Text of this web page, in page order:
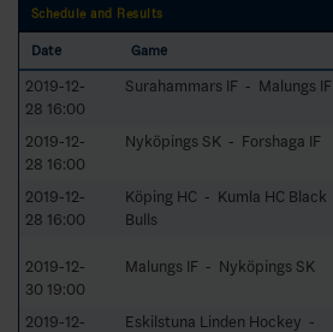
Schedule and Results
Date Game
2019-12-
28 16:00
Surahammars IF - Malungs IF
2019-12-
28 16:00
Nyköpings SK - Forshaga IF
2019-12-
28 16:00
Köping HC - Kumla HC Black
Bulls
2019-12-
30 19:00
Malungs IF - Nyköpings SK
2019-12-
Eskilstuna Linden Hockey -